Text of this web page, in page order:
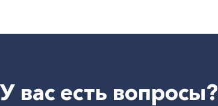
У вас есть вопросы?